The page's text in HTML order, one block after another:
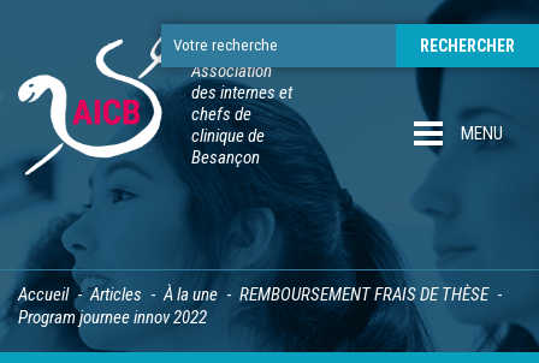
Association
des internes et
chefs de
clinique de
Besançon
MENU
Accueil Articles À la une
REMBOURSEMENT FRAIS DE THÈSE
Program journee innov 2022